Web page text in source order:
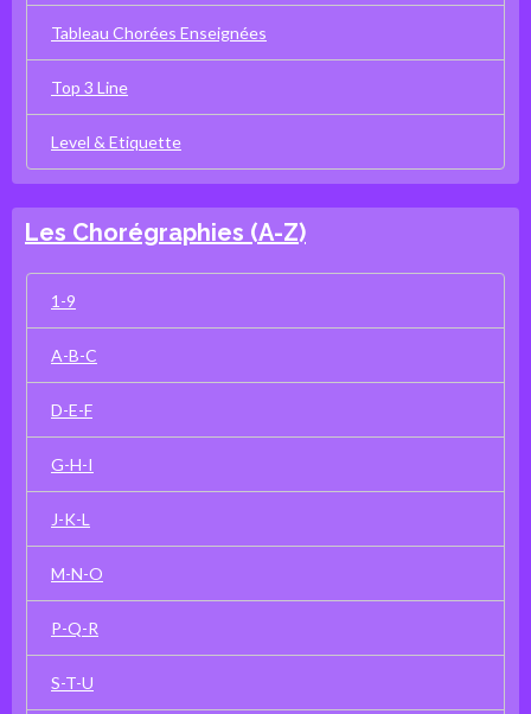
Tableau Chorées Enseignées
Top 3 Line
Level & Etiquette
Les Chorégraphies (A-Z)
1-9
A-B-C
D-E-F
G-H-I
J-K-L
M-N-O
P-Q-R
S-T-U